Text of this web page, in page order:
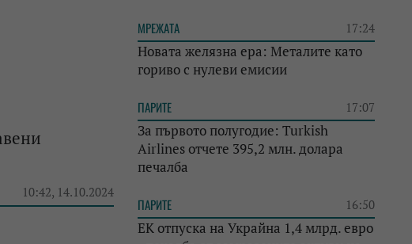
10:42, 14.10.2024
МРЕЖАТА 17:24
Новата желязна ера: Металите като
гориво с нулеви емисии
ПАРИТЕ 17:07
За първото полугодие: Turkish
Airlines отчете 395,2 млн. долара
печалба
ПАРИТЕ 16:50
ЕК отпуска на Украйна 1,4 млрд. евро